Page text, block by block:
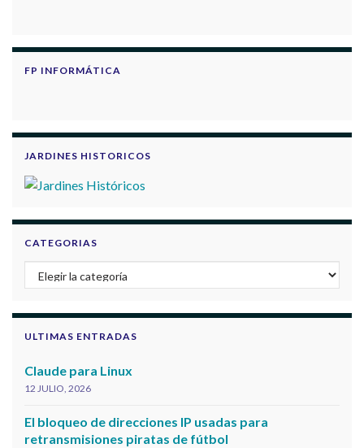
FP INFORMÁTICA
JARDINES HISTORICOS
CATEGORIAS
Categorias
ULTIMAS ENTRADAS
Claude para Linux
12 JULIO, 2026
El bloqueo de direcciones IP usadas para
retransmisiones piratas de fútbol